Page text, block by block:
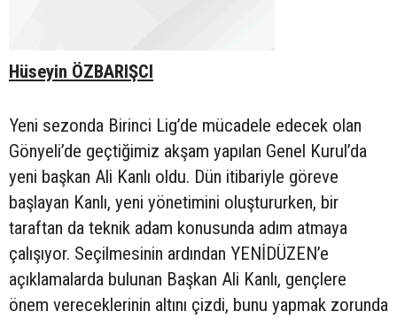
Hüseyin ÖZBARIŞCI
Yeni sezonda Birinci Lig’de mücadele edecek olan
Gönyeli’de geçtiğimiz akşam yapılan Genel Kurul’da
yeni başkan Ali Kanlı oldu. Dün itibariyle göreve
başlayan Kanlı, yeni yönetimini oluştururken, bir
taraftan da teknik adam konusunda adım atmaya
çalışıyor. Seçilmesinin ardından YENİDÜZEN’e
açıklamalarda bulunan Başkan Ali Kanlı, gençlere
önem vereceklerinin altını çizdi, bunu yapmak zorunda